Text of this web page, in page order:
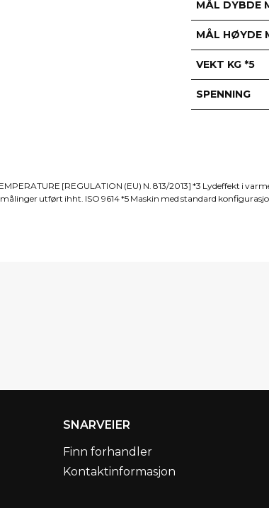
MÅL DYBDE
MÅL HØYDE
VEKT KG *5
SPENNING
[REGULATION (EU) N. 813/2013] *3 Lydeffekt i
utført ihht. ISO 9614 *5 Maskin med standard
SNARVEIER
Finn forhandler
Kontaktinformasjon